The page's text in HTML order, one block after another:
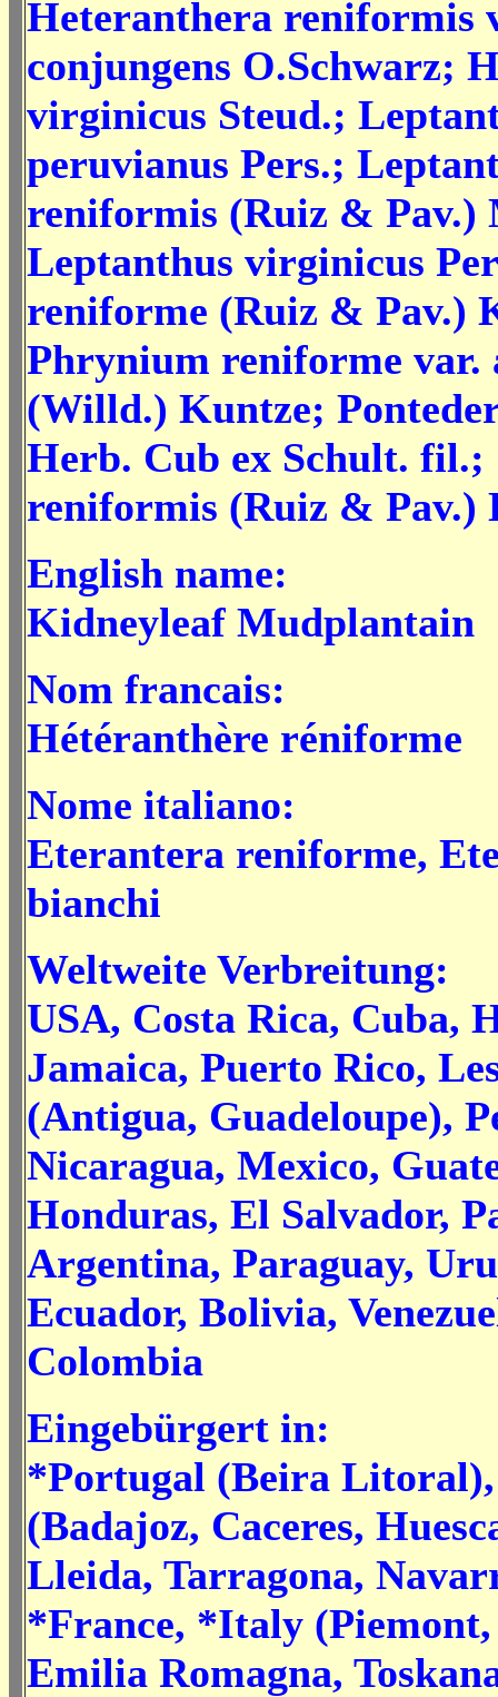
Heteranthera reniformis
conjungens O.Schwarz;
virginicus Steud.;
peruvianus Pers.;
reniformis (Ruiz & Pav.)
Leptanthus virginicus
reniforme (Ruiz & Pav.)
Phrynium reniforme var.
(Willd.) Kuntze;
Herb. Cub ex Schult. fil.;
reniformis (Ruiz & Pav.)
English name:
Kidneyleaf Mudplantain
Nom francais:
Hétéranthère réniforme
Nome italiano:
Eterantera reniforme,
bianchi
Weltweite Verbreitung:
USA, Costa Rica, Cuba,
Jamaica, Puerto Rico,
(Antigua, Guadeloupe),
Nicaragua, Mexico,
Honduras, El Salvador,
Argentina, Paraguay,
Ecuador, Bolivia,
Colombia
Eingebürgert in:
*Portugal (Beira
(Badajoz, Caceres,
Lleida, Tarragona,
*France, *Italy
Emilia Romagna,